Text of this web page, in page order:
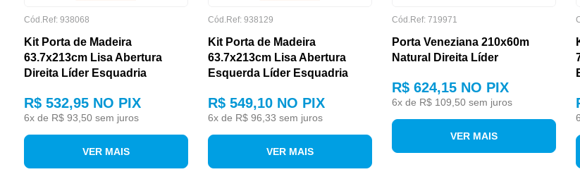
TAMANHO
Cód.Ref: 938068
Kit Porta de Madeira
63.7x213cm Lisa Abertura
Direita Líder Esquadria
R$ 532,95 NO PIX
6x de R$ 93,50 sem juros
VER MAIS
Cód.Ref: 938129
Kit Porta de Madeira
63.7x213cm Lisa Abertura
Esquerda Líder Esquadria
R$ 549,10 NO PIX
6x de R$ 96,33 sem juros
VER MAIS
Cód.Ref: 719971
Porta Veneziana 210x60m
Natural Direita Líder
R$ 624,15 NO PIX
6x de R$ 109,50 sem juros
VER MAIS
6